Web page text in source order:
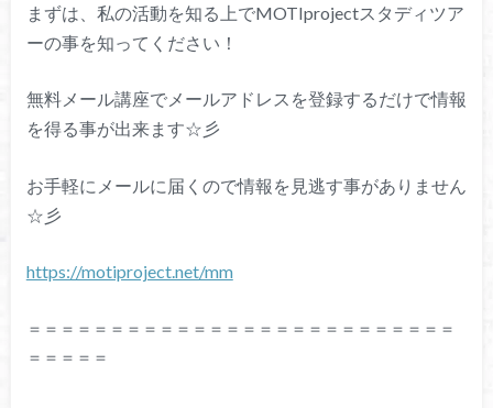
まずは、私の活動を知る上でMOTIprojectスタディツア
ーの事を知ってください！
無料メール講座でメールアドレスを登録するだけで情報
を得る事が出来ます☆彡
お手軽にメールに届くので情報を見逃す事がありません
☆彡
https://motiproject.net/mm
＝＝＝＝＝＝＝＝＝＝＝＝＝＝＝＝＝＝＝＝＝＝＝＝＝＝
＝＝＝＝＝